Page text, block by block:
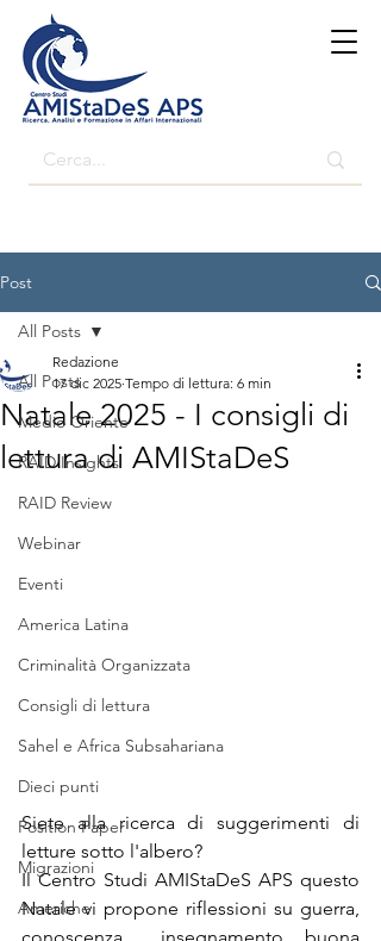
Post
All Posts
Medio Oriente
RAID Insights
RAID Review
Webinar
Eventi
America Latina
Criminalità Organizzata
Consigli di lettura
Sahel e Africa Subsahariana
Dieci punti
Position Paper
Migrazioni
Americhe
All Posts
Natale 2025 - I consigli di
lettura di AMIStaDeS
Redazione
17 dic 2025 Tempo di lettura: 6 min
Siete alla ricerca di suggerimenti di
letture sotto l'albero?
Il Centro Studi AMIStaDeS APS questo
Natale vi propone riflessioni su guerra,